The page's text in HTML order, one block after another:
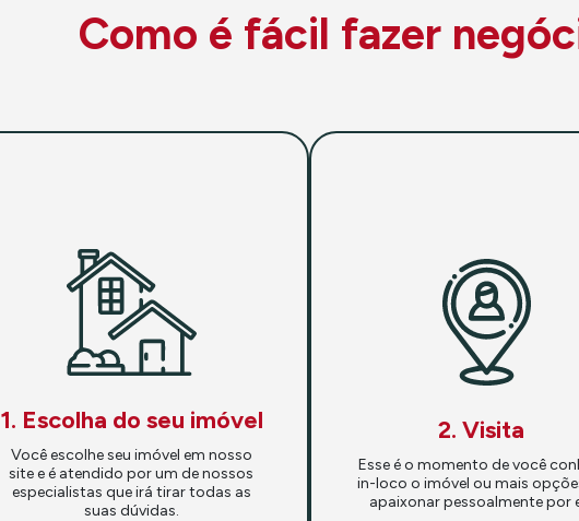
Como é fácil fazer
1. Escolha do seu imóvel
Você escolhe seu imóvel em nosso
site e é atendido por um de nossos
especialistas que irá tirar todas as
suas dúvidas.
2. Visita
Esse é o momento de você
in-loco o imóvel ou mais
apaixonar pessoalmente por